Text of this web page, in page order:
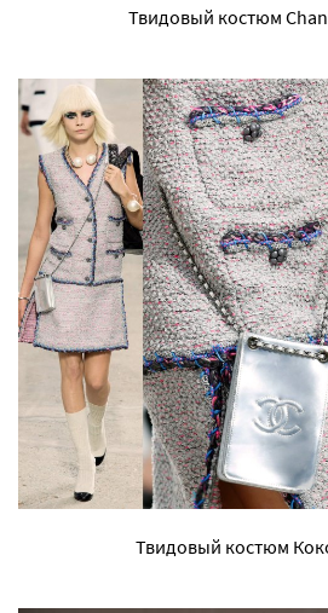
Твидовый костюм
Твидовый костюм